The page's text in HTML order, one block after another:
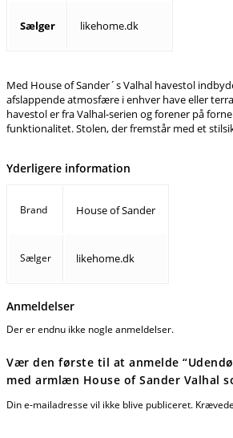
Sælger likehome.dk
Med House of Sander´s Valhal havestol
afslappende atmosfære i enhver have eller
havestol er fra Valhal-serien og forener på
funktionalitet. Stolen, der fremstår med et
Yderligere information
Brand House of Sander
Sælger likehome.dk
Anmeldelser
Der er endnu ikke nogle anmeldelser.
Vær den første til at anmelde
med armlæn House of Sander Valhal
Din e-mailadresse vil ikke blive publiceret.